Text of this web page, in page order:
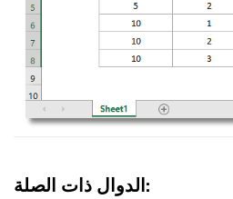
الدوال ذات الصلة: